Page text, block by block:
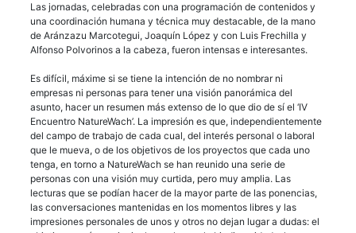
Las jornadas, celebradas con una programación de contenidos y
una coordinación humana y técnica muy destacable, de la mano
de Aránzazu Marcotegui, Joaquín López y con Luis Frechilla y
Alfonso Polvorinos a la cabeza, fueron intensas e interesantes.
Es difícil, máxime si se tiene la intención de no nombrar ni
empresas ni personas para tener una visión panorámica del
asunto, hacer un resumen más extenso de lo que dio de sí el ‘IV
Encuentro NatureWach’. La impresión es que, independientemente
del campo de trabajo de cada cual, del interés personal o laboral
que le mueva, o de los objetivos de los proyectos que cada uno
tenga, en torno a NatureWach se han reunido una serie de
personas con una visión muy curtida, pero muy amplia. Las
lecturas que se podían hacer de la mayor parte de las ponencias,
las conversaciones mantenidas en los momentos libres y las
impresiones personales de unos y otros no dejan lugar a dudas: el